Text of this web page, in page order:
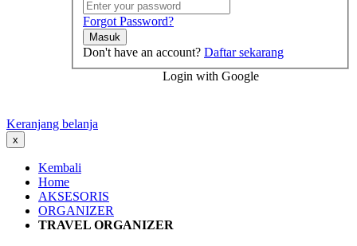
Forgot Password?
Masuk
Don't have an account? Daftar sekarang
Login with Google
Keranjang belanja
x
Kembali
Home
AKSESORIS
ORGANIZER
TRAVEL ORGANIZER